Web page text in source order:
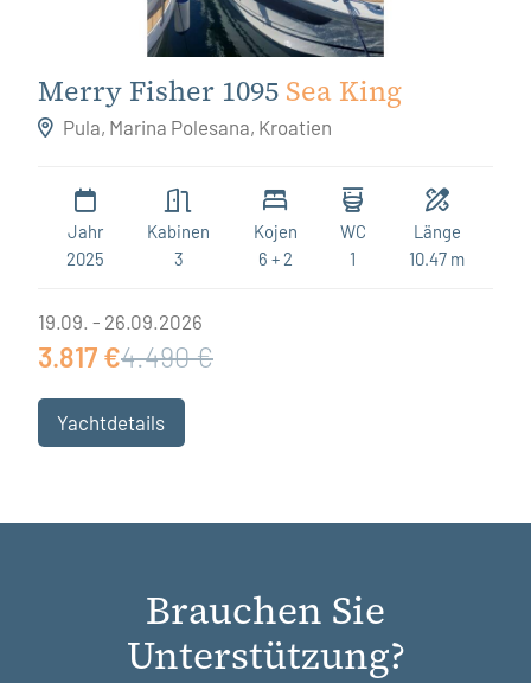
Merry Fisher 1095 Sea King
Pula, Marina Polesana, Kroatien
Jahr
2025
Kabinen
3
Kojen
6 + 2
WC
1
Länge
10.47 m
19.09. - 26.09.2026
3.817 €4.490 €
Yachtdetails
Brauchen Sie
Unterstützung?